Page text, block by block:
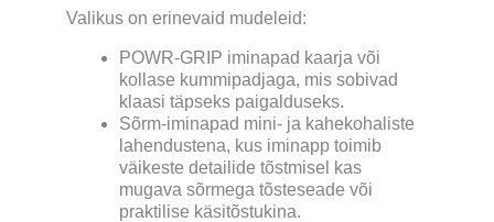
Valikus on erinevaid mudeleid:
POWR-GRIP iminapad kaarja või
kollase kummipadjaga, mis sobivad
klaasi täpseks paigalduseks.
Sõrm-iminapad mini- ja kahekohaliste
lahendustena, kus iminapp toimib
väikeste detailide tõstmisel kas
mugava sõrmega tõsteseade või
praktilise käsitõstukina.